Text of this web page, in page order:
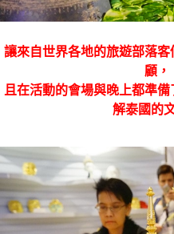
讓來自世界各地的旅遊部落
顧，
且在活動的會場與晚上都準
解泰國的